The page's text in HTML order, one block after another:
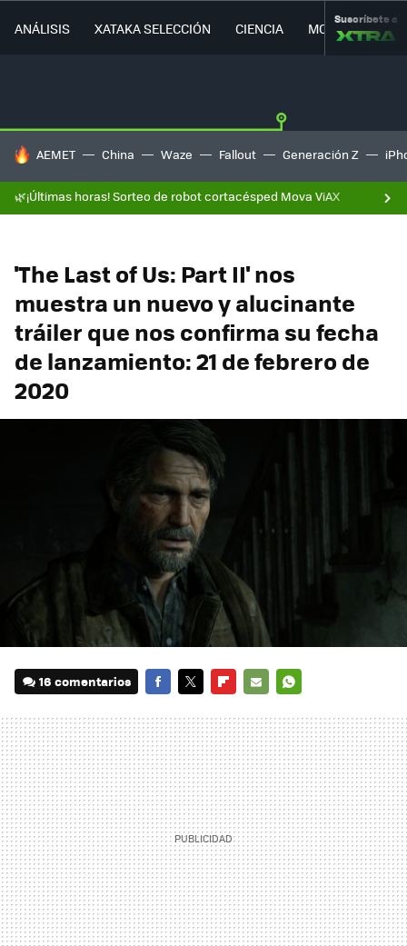
ANÁLISIS XATAKA SELECCIÓN CIENCIA MOVILIDAD
Suscríbete a
HOY SE HABLA DE
AEMET China Waze Fallout Generación Z
🌿¡Últimas horas! Sorteo de robot cortacésped Mova ViAX
'The Last of Us: Part II' nos
muestra un nuevo y alucinante
tráiler que nos confirma su fecha
de lanzamiento: 21 de febrero de
2020
16 comentarios
MAIL